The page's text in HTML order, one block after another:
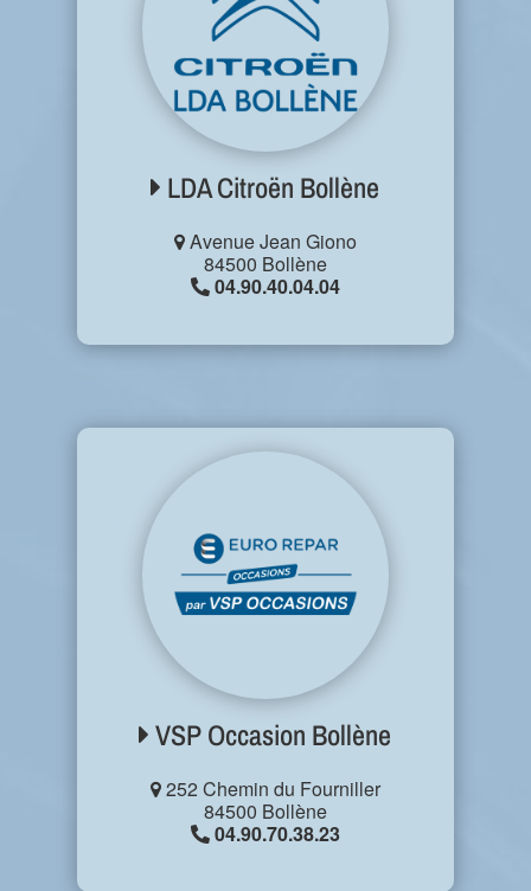
LDA Citroën Bollène
Avenue Jean Giono
84500 Bollène
04.90.40.04.04
VSP Occasion Bollène
252 Chemin du Fourniller
84500 Bollène
04.90.70.38.23